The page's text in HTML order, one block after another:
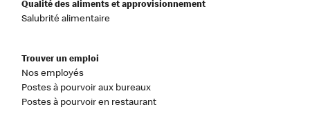
Qualité des aliments et approvisionnement
Salubrité alimentaire
Trouver un emploi
Nos employés
Postes à pourvoir aux bureaux
Postes à pourvoir en restaurant